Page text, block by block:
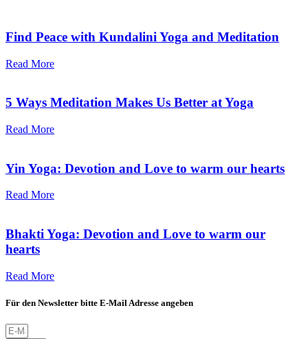
Find Peace with Kundalini Yoga and Meditation
Read More
5 Ways Meditation Makes Us Better at Yoga
Read More
Yin Yoga: Devotion and Love to warm our hearts
Read More
Bhakti Yoga: Devotion and Love to warm our
hearts
Read More
Für den Newsletter bitte E-Mail Adresse angeben